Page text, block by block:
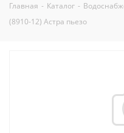
Главная - Каталог -
(8910-12) Астра пьезо